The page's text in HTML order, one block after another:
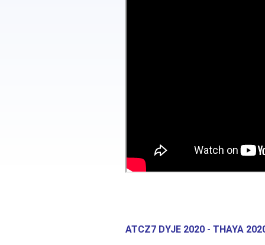
ATCZ7 DYJE 2020 - THAYA